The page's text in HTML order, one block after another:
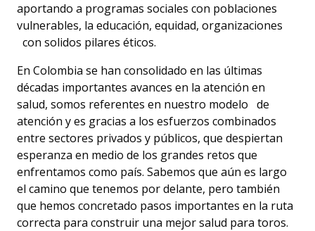
aportando a programas sociales con poblaciones
vulnerables, la educación, equidad, organizaciones
con solidos pilares éticos.
En Colombia se han consolidado en las últimas
décadas importantes avances en la atención en
salud, somos referentes en nuestro modelo de
atención y es gracias a los esfuerzos combinados
entre sectores privados y públicos, que despiertan
esperanza en medio de los grandes retos que
enfrentamos como país. Sabemos que aún es largo
el camino que tenemos por delante, pero también
que hemos concretado pasos importantes en la ruta
correcta para construir una mejor salud para toros.